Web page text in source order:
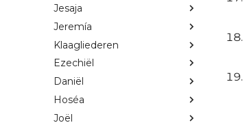
Jesaja
Jeremía
Klaagliederen
Ezechiël
Daniël
Hoséa
Joël